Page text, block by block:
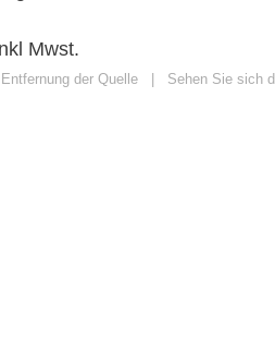
Mwst.
der Quelle Sehen Sie sich